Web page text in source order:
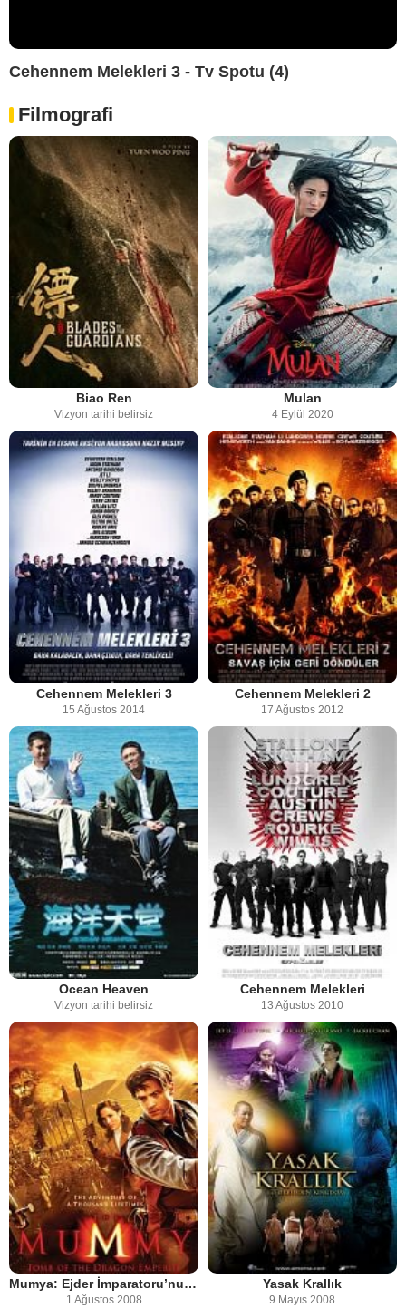
Cehennem Melekleri 3 - Tv Spotu (4)
Filmografi
Biao Ren
Vizyon tarihi belirsiz
Mulan
4 Eylül 2020
Cehennem Melekleri 3
15 Ağustos 2014
Cehennem Melekleri 2
17 Ağustos 2012
Ocean Heaven
Vizyon tarihi belirsiz
Cehennem Melekleri
13 Ağustos 2010
Mumya: Ejder İmparatoru’nun Mezarı
1 Ağustos 2008
Yasak Krallık
9 Mayıs 2008